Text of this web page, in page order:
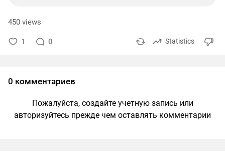
450 views
1 0 Statistics
0 комментариев
Пожалуйста, создайте учетную запись или
авторизуйтесь прежде чем оставлять комментарии